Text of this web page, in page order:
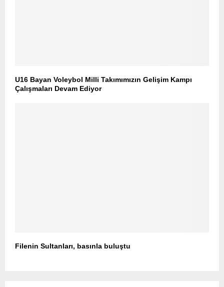
U16 Bayan Voleybol Milli Takımımızın Gelişim Kampı
Çalışmaları Devam Ediyor
Filenin Sultanları, basınla buluştu